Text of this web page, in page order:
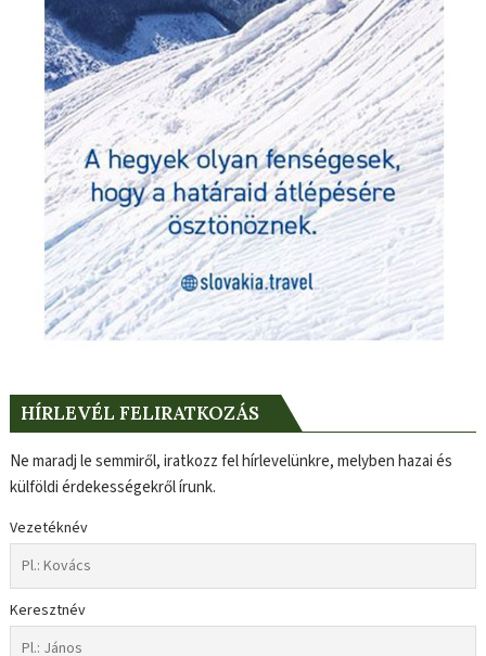
HÍRLEVÉL FELIRATKOZÁS
Ne maradj le semmiről, iratkozz fel hírlevelünkre, melyben hazai és
külföldi érdekességekről írunk.
Vezetéknév
Keresztnév